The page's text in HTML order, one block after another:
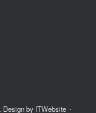
Design by ITWebsite